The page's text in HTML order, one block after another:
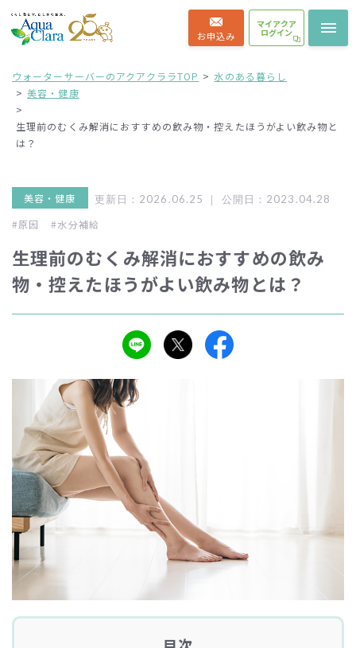
お申込み
マイアクア
ログイン
ウォーターサーバーのアクアクララTOP
水のある暮らし
美容・健康
生理前のむくみ解消におすすめの飲み物・控えたほうがよい飲み物と
は？
美容・健康 更新日：2026.06.25 ｜ 公開日：2023.04.28
#原因 #水分補給
生理前のむくみ解消におすすめの飲み
物・控えたほうがよい飲み物とは？